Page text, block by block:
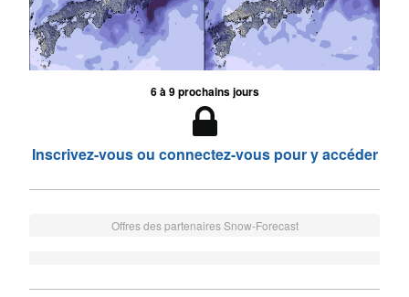
6 à 9 prochains jours
Inscrivez-vous ou connectez-vous pour y accéder
Offres des partenaires Snow-Forecast